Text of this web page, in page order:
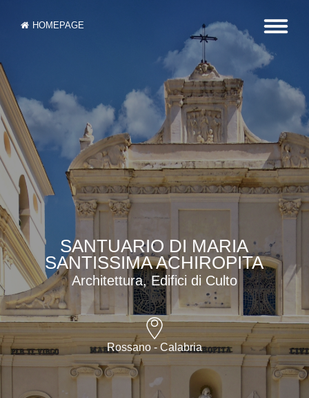
HOMEPAGE
SANTUARIO DI MARIA
SANTISSIMA ACHIROPITA
Architettura, Edifici di Culto
Rossano - Calabria